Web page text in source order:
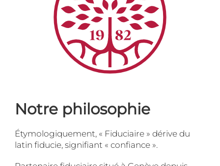
Notre philosophie
Étymologiquement, « Fiduciaire » dérive du
latin fiducie, signifiant « confiance ».